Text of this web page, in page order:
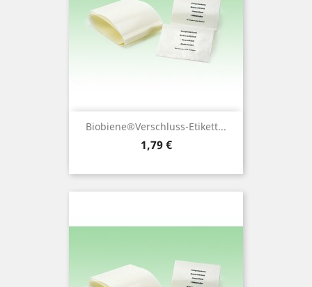
Biobiene®Verschluss-Etikett...
Preis
1,79 €